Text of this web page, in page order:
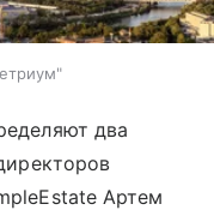
два
Артем